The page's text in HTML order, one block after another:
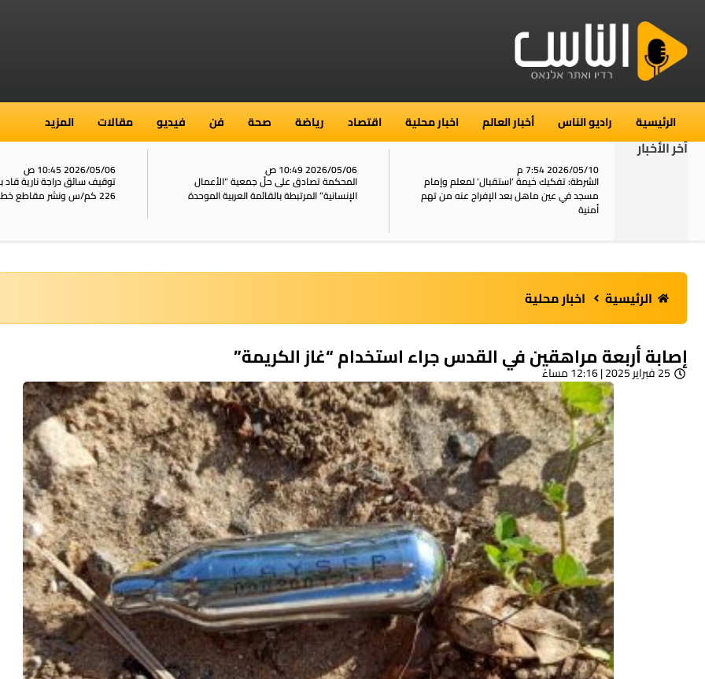
الرئيسية راديو الناس أخبار العالم اخبار محلية اقتصاد رياضة صحة فن فيديو مقالات المزيد
آخر الأخبار
2026/05/10 7:54 م
الشرطة: تفكيك خيمة ‘استقبال‘ لمعلم وإمام
مسجد في عين ماهل بعد الإفراج عنه من تهم
أمنية
2026/05/06 10:49 ص
المحكمة تصادق على حلّ جمعية “الأعمال
الإنسانية” المرتبطة بالقائمة العربية الموحدة
2026/05/06 10:45 ص
توقيف سائق دراجة نارية
226 كم/س ونشر مقاطع خطيرة على الشبكات
الرئيسية اخبار محلية
إصابة أربعة مراهقين في القدس جراء استخدام “غاز الكريمة”
25 فبراير 2025 | 12:16 مساءً